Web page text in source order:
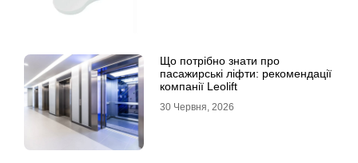
Що потрібно знати про
пасажирські ліфти: рекомендації
компанії Leolift
30 Червня, 2026